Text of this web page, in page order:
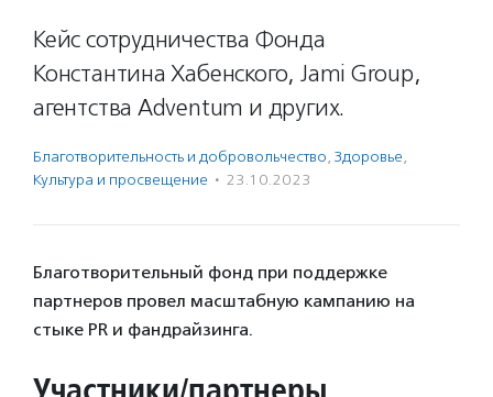
Кейс сотрудничества Фонда
Константина Хабенского, Jami Group,
агентства Adventum и других.
Благотвори­тель­ность и доброволь­чест­во, Здоровье,
Культура и просвещение · 23.10.2023
Благотворительный фонд при поддержке
партнеров провел масштабную кампанию на
стыке PR и фандрайзинга.